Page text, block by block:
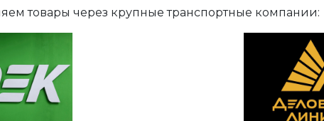
товары через крупные транспортные компании: